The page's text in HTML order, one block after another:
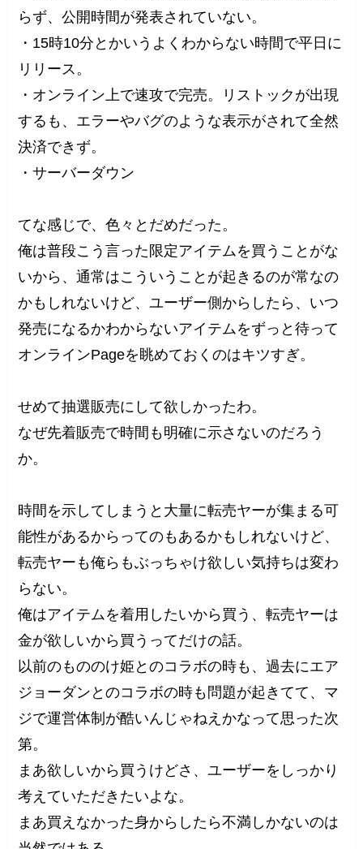
らず、公開時間が発表されていない。
・15時10分とかいうよくわからない時間で平日に
リリース。
・オンライン上で速攻で完売。リストックが出現
するも、エラーやバグのような表示がされて全然
決済できず。
・サーバーダウン
てな感じで、色々とだめだった。
俺は普段こう言った限定アイテムを買うことがな
いから、通常はこういうことが起きるのが常なの
かもしれないけど、ユーザー側からしたら、いつ
発売になるかわからないアイテムをずっと待って
オンラインPageを眺めておくのはキツすぎ。
せめて抽選販売にして欲しかったわ。
なぜ先着販売で時間も明確に示さないのだろう
か。
時間を示してしまうと大量に転売ヤーが集まる可
能性があるからってのもあるかもしれないけど、
転売ヤーも俺らもぶっちゃけ欲しい気持ちは変わ
らない。
俺はアイテムを着用したいから買う、転売ヤーは
金が欲しいから買うってだけの話。
以前のもののけ姫とのコラボの時も、過去にエア
ジョーダンとのコラボの時も問題が起きてて、マ
ジで運営体制が酷いんじゃねえかなって思った次
第。
まあ欲しいから買うけどさ、ユーザーをしっかり
考えていただきたいよな。
まあ買えなかった身からしたら不満しかないのは